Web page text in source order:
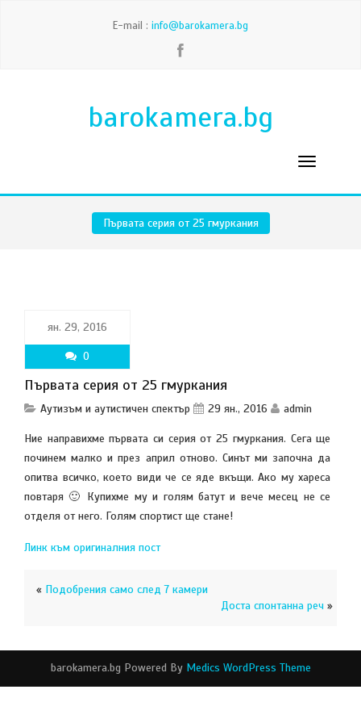
E-mail : info@barokamera.bg
barokamera.bg
Първата серия от 25 гмуркания
ян. 29, 2016
0
Първата серия от 25 гмуркания
Аутизъм и аутистичен спектър 29 ян., 2016 admin
Ние направихме първата си серия от 25 гмуркания. Сега ще
починем малко и през април отново. Синът ми започна да
опитва всичко, което види че се яде вкъщи. Ако му хареса
повтаря🙂 Купихме му и голям батут и вече месец не се
отделя от него. Голям спортист ще стане!
Линк към оригиналния пост
« Подобрения само след 7 камери
Доста спонтанна реч »
barokamera.bg Powered By Medics WordPress Theme